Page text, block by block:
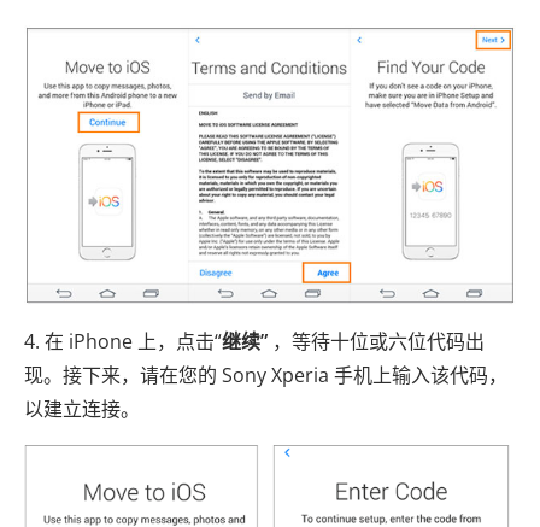
4. 在 iPhone 上，点击“继续” ，等待十位或六位代码出
现。接下来，请在您的 Sony Xperia 手机上输入该代码，
以建立连接。